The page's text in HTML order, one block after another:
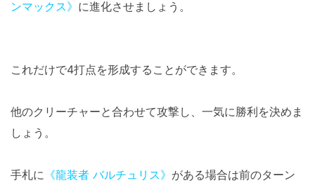
ンマックス》 に進化させましょう。
これだけで4打点を形成することができます。
他のクリーチャーと合わせて攻撃し、一気に勝利を決めま
しょう。
手札に 《龍装者 バルチュリス》 がある場合は前のターン